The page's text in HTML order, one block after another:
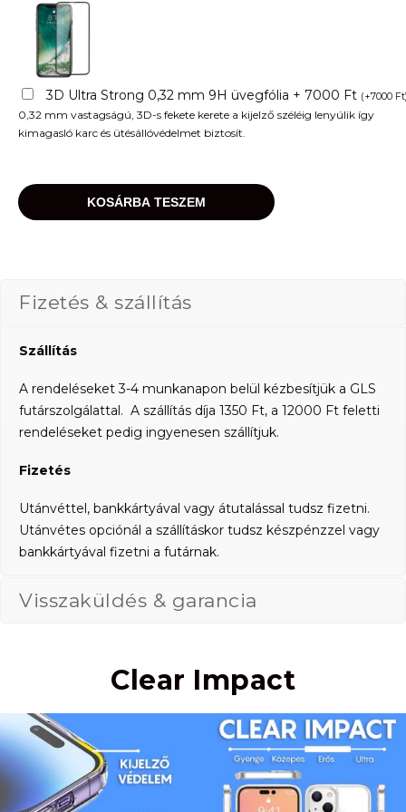
3D Ultra Strong 0,32 mm 9H üvegfólia + 7000 Ft (+7000 Ft
0,32 mm vastagságú, 3D-s fekete kerete a kijelző széléig lenyúlik így
kimagasló karc és ütésállóvédelmet biztosít.
KOSÁRBA TESZEM
Fizetés & szállítás
Szállítás
A rendeléseket 3-4 munkanapon belül kézbesítjük a GLS
futárszolgálattal. A szállítás díja 1350 Ft, a 12000 Ft feletti
rendeléseket pedig ingyenesen szállítjuk.
Fizetés
Utánvéttel, bankkártyával vagy átutalással tudsz fizetni.
Utánvétes opciónál a szállításkor tudsz készpénzzel vagy
bankkártyával fizetni a futárnak.
Visszaküldés & garancia
Clear Impact